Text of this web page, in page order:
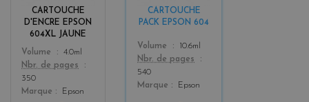
CARTOUCHE
D'ENCRE EPSON
604XL JAUNE
Color
o
w
Volume
4.0ml
Nbr. de pages
350
Marque
Epson
CARTOUCHE
PACK EPSON 604
Color
k
+
Volume
10.6ml
Nbr. de pages
540
Marque
Epson